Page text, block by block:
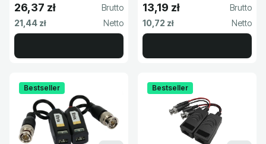
Cena brutto
26,37 zł
Cena netto
21,44 zł
Cena brutto
13,19 zł
Cena netto
10,72 zł
Bestseller Bestseller